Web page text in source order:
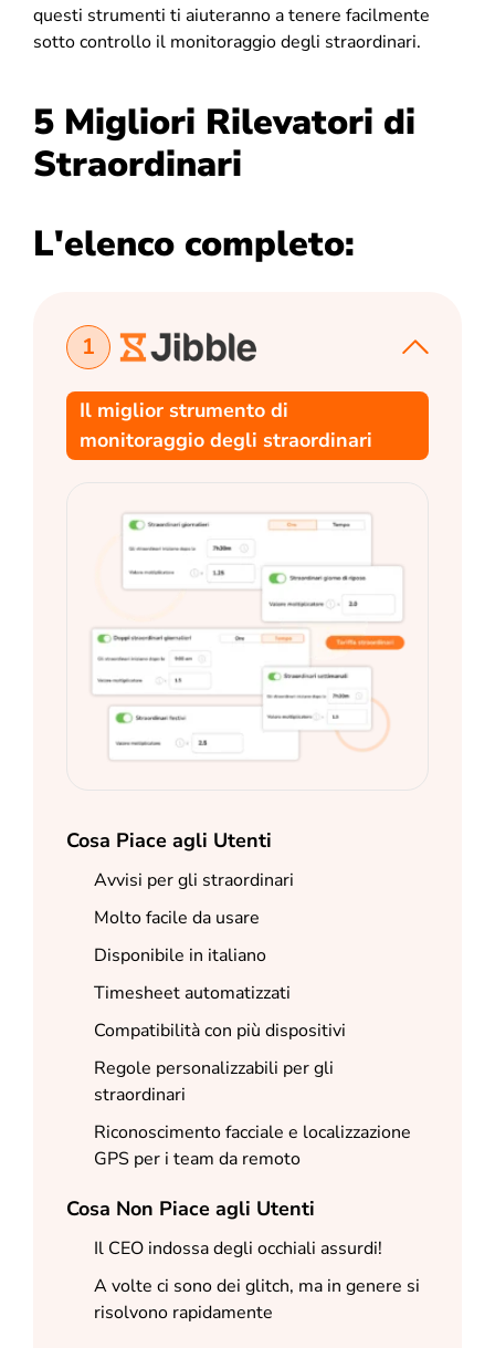
questi strumenti ti aiuteranno a tenere facilmente
sotto controllo il monitoraggio degli straordinari.
5 Migliori Rilevatori di
Straordinari
L'elenco completo:
1
Il miglior strumento di
monitoraggio degli straordinari
Cosa Piace agli Utenti
Avvisi per gli straordinari
Molto facile da usare
Disponibile in italiano
Timesheet automatizzati
Compatibilità con più dispositivi
Regole personalizzabili per gli
straordinari
Riconoscimento facciale e localizzazione
GPS per i team da remoto
Cosa Non Piace agli Utenti
Il CEO indossa degli occhiali assurdi!
A volte ci sono dei glitch, ma in genere si
risolvono rapidamente